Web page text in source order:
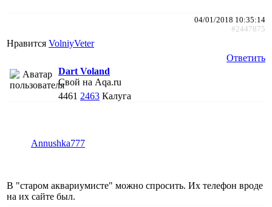
04/01/2018 10:35:14
#2447875
Нравится VolniyVeter
Ответить
Dart Voland
Свой на Aqa.ru
4461 2463 Калуга
Annushka777
В "старом аквариумисте" можно спросить. Их телефон вроде
на их сайте был.